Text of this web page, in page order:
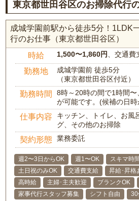
東京都世田谷区のお掃除代行
成城学園前駅から徒歩5分！1LDK
行のお仕事（東京都世田谷区）
時給 1,500〜1,860円 、交通
勤務地
成城学園前 徒歩5分
（東京都世田谷区付近）
勤務時間
8時～20時の間で1時間〜
が可能です。(候補の日
仕事内容
キッチン、トイレ、お風
グ、その他のお掃除
契約形態 業務委託
週2〜3日からOK 週1〜OK
スキマ時
土日祝のみOK
交通費支給 昇給･昇格
高時給
主婦･主夫歓迎 ブランクOK
家事代行スタッフ募集
シフト自由 30